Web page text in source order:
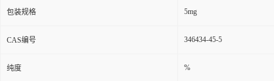
包装规格 5mg
CAS编号 346434-45-5
纯度 %